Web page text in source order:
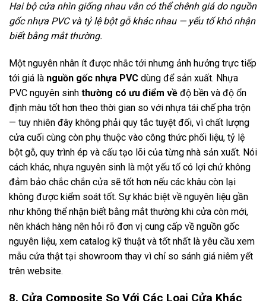
Hai bộ cửa nhìn giống nhau vẫn có thể chênh giá do nguồn
gốc nhựa PVC và tỷ lệ bột gỗ khác nhau — yếu tố khó nhận
biết bằng mắt thường.
Một nguyên nhân ít được nhắc tới nhưng ảnh hưởng trực tiếp
tới giá là nguồn gốc nhựa PVC dùng để sản xuất. Nhựa
PVC nguyên sinh thường có ưu điểm về độ bền và độ ổn
định màu tốt hơn theo thời gian so với nhựa tái chế pha trộn
— tuy nhiên đây không phải quy tắc tuyệt đối, vì chất lượng
cửa cuối cùng còn phụ thuộc vào công thức phối liệu, tỷ lệ
bột gỗ, quy trình ép và cấu tạo lõi của từng nhà sản xuất. Nói
cách khác, nhựa nguyên sinh là một yếu tố có lợi chứ không
đảm bảo chắc chắn cửa sẽ tốt hơn nếu các khâu còn lại
không được kiểm soát tốt. Sự khác biệt về nguyên liệu gần
như không thể nhận biết bằng mắt thường khi cửa còn mới,
nên khách hàng nên hỏi rõ đơn vị cung cấp về nguồn gốc
nguyên liệu, xem catalog kỹ thuật và tốt nhất là yêu cầu xem
mẫu cửa thật tại showroom thay vì chỉ so sánh giá niêm yết
trên website.
8. Cửa Composite So Với Các Loại Cửa Khác